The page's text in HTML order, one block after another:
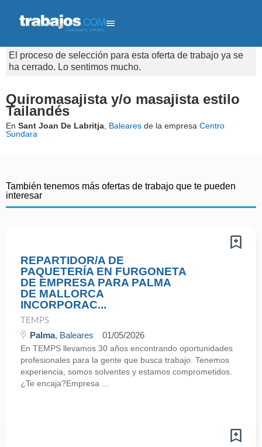
El proceso de selección para esta oferta de trabajo ya se
ha cerrado. Lo sentimos mucho.
Quiromasajista y/o masajista estilo
Tailandés
En Sant Joan De Labritja Baleares de la empresa Centro
Sundara
También tenemos más ofertas de trabajo que te pueden
interesar
REPARTIDOR/A DE
PAQUETERÍA EN FURGONETA
DE EMPRESA PARA PALMA
DE MALLORCA
INCORPORAC...
TEMPS
Palma, Baleares 01/05/2026
En TEMPS llevamos 30 años encontrando oportunidades
profesionales para la gente que busca trabajo. Tenemos
experiencia, somos solventes y estamos comprometidos.
¿Te encaja?Empresa ...